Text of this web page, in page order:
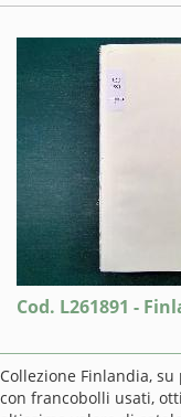
Cod. L261891 -
Collezione Finlandia,
con francobolli usati,